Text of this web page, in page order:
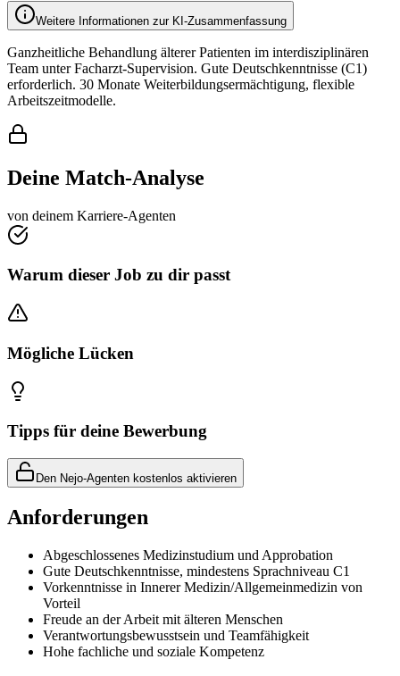
Weitere Informationen zur KI-Zusammenfassung
Ganzheitliche Behandlung älterer Patienten im interdisziplinären
Team unter Facharzt-Supervision. Gute Deutschkenntnisse (C1)
erforderlich. 30 Monate Weiterbildungsermächtigung, flexible
Arbeitszeitmodelle.
Deine Match-Analyse
von deinem Karriere-Agenten
Warum dieser Job zu dir passt
Mögliche Lücken
Tipps für deine Bewerbung
Den Nejo-Agenten kostenlos aktivieren
Anforderungen
Abgeschlossenes Medizinstudium und Approbation
Gute Deutschkenntnisse, mindestens Sprachniveau C1
Vorkenntnisse in Innerer Medizin/Allgemeinmedizin von
Vorteil
Freude an der Arbeit mit älteren Menschen
Verantwortungsbewusstsein und Teamfähigkeit
Hohe fachliche und soziale Kompetenz